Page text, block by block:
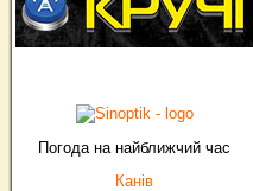
Погода на найближчий час
Канів